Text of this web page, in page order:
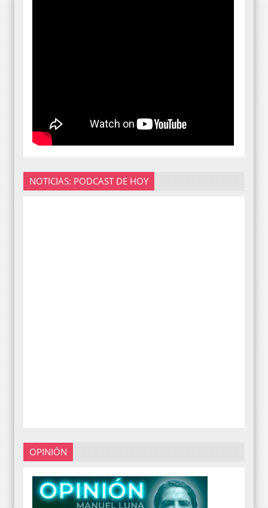
NOTICIAS: PODCAST DE HOY
OPINIÓN